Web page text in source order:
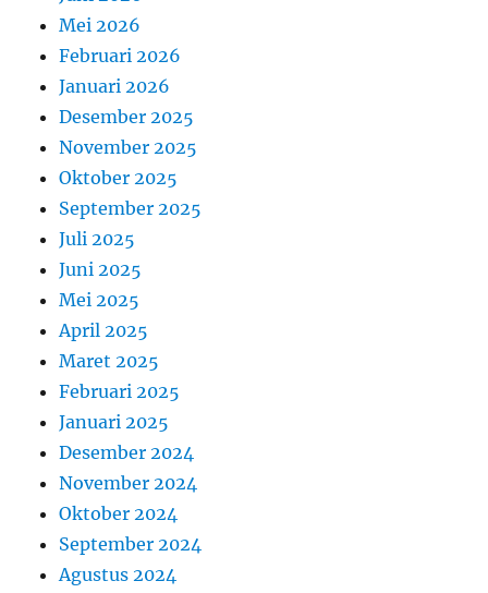
Mei 2026
Februari 2026
Januari 2026
Desember 2025
November 2025
Oktober 2025
September 2025
Juli 2025
Juni 2025
Mei 2025
April 2025
Maret 2025
Februari 2025
Januari 2025
Desember 2024
November 2024
Oktober 2024
September 2024
Agustus 2024